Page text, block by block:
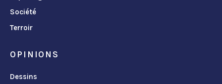
Société
Terroir
OPINIONS
Dessins